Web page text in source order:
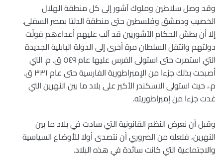
وقد وصل سلاطين وملوك آشور إلى كل منطقة الهلال
الخصيب ودمشق وفلسطين حتى منطقة الدلتا بمصر السفلى.
إلا أن بطش الحكام الآشوريين قد آلب عليهم أعداءهم فولّت
دولتهم وانتقل السلطان مرة أخرى إلى الدولة البابلية الجديدة
التي استمرت حتى استولى الفرس عليها عام ٥٤٩ ق. م. التي
أصبحت بذلك جزءا من الإمبراطورية الفارسية حتى عام ٣٣١ ق.
م.، حيث استولى الاسكندر الأكبر على بلاد ما بين النهرين التي
غدت جزءا من إمبراطوريته.
وقبل أن نعرض النظم القانونية التي سادت في بلاد ما بين
النهرين، فلعله من الضروري أن نتصدى أولا للأوضاع السياسية
والاجتماعية التي كانت سائدة في هذه البلاد.